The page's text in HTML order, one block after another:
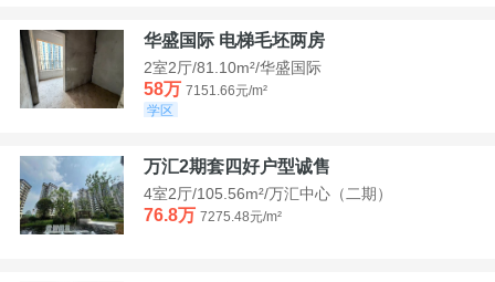
华盛国际 电梯毛坯两房
2室2厅/81.10m²/华盛国际
58万 7151.66元/m²
学区
万汇2期套四好户型诚售
4室2厅/105.56m²/万汇中心（二期）
76.8万 7275.48元/m²